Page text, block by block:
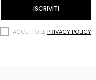
ACCETTO LEPRIVACY POLICY